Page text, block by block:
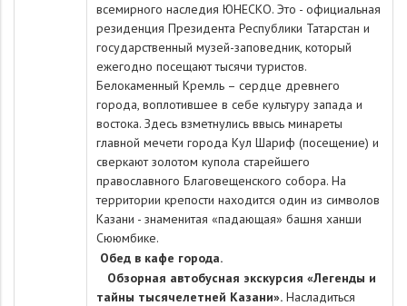
всемирного наследия ЮНЕСКО. Это - официальная
резиденция Президента Республики Татарстан и
государственный музей-заповедник, который
ежегодно посещают тысячи туристов.
Белокаменный Кремль – сердце древнего
города, воплотившее в себе культуру запада и
востока. Здесь взметнулись ввысь минареты
главной мечети города Кул Шариф (посещение) и
сверкают золотом купола старейшего
православного Благовещенского собора. На
территории крепости находится один из символов
Казани - знаменитая «падающая» башня ханши
Сююмбике.
Обед в кафе города.
Обзорная автобусная экскурсия «Легенды и
тайны тысячелетней Казани». Насладиться